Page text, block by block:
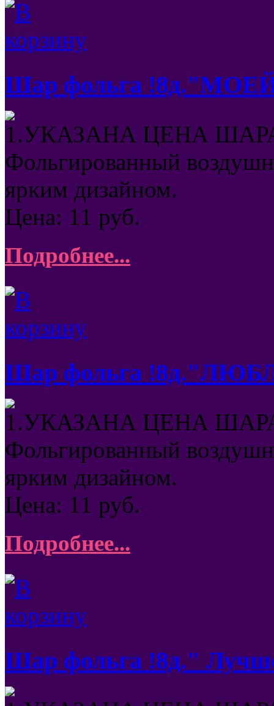
Шар фольга
1.УКАЗАНА ЦЕНА
Фольгированный
ярким дизайном.
Цена: 11 руб.
Подробнее...
Шар фольга
1.УКАЗАНА ЦЕНА
Фольгированный
ярким дизайном.
Цена: 11 руб.
Подробнее...
Шар фольга !8д."